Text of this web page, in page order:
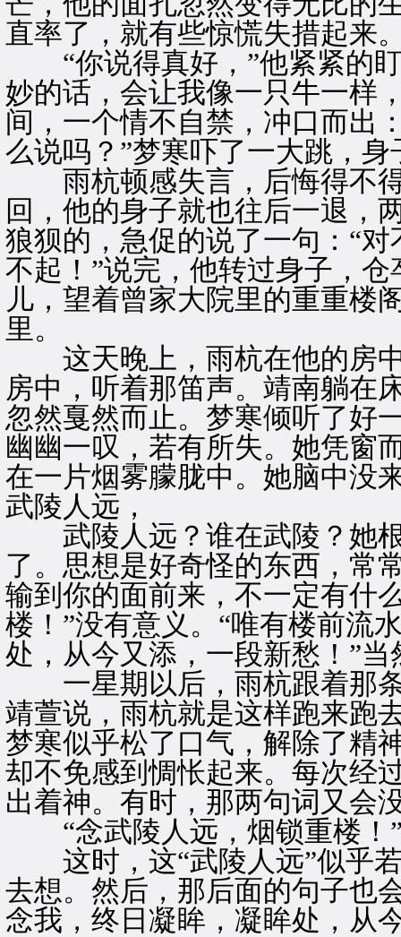
直率了，就有些惊慌失措起来
“你说得真好，”他紧紧的盯
妙的话，会让我像一只牛一样
间，一个情不自禁，冲口而出
么说吗？”梦寒吓了一大跳，
雨杭顿感失言，后悔得不得
回，他的身子就也往后一退，
狼狈的，急促的说了一句：“
不起！”说完，他转过身子，
儿，望着曾家大院里的重重楼
里。
这天晚上，雨杭在他的房中
房中，听着那笛声。靖南躺在
忽然戛然而止。梦寒倾听了好
幽幽一叹，若有所失。她凭窗
在一片烟雾朦胧中。她脑中没
武陵人远，
武陵人远？谁在武陵？她根
了。思想是好奇怪的东西，常
输到你的面前来，不一定有什
楼！”没有意义。“唯有楼前流
处，从今又添，一段新愁！”
一星期以后，雨杭跟着那条
靖萱说，雨杭就是这样跑来跑
梦寒似乎松了口气，解除了精
却不免感到惆怅起来。每次经
出着神。有时，那两句词又会
“念武陵人远，烟锁重楼！
这时，这“武陵人远”似乎若
去想。然后，那后面的句子也
念我，终日凝眸，凝眸处，从